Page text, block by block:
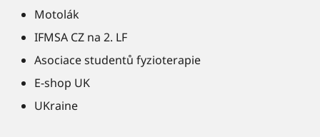
Motolák
IFMSA CZ na 2. LF
Asociace studentů fyzioterapie
E-shop UK
UKraine